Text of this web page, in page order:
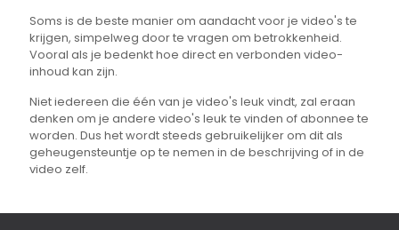
Soms is de beste manier om aandacht voor je video's te
krijgen, simpelweg door te vragen om betrokkenheid.
Vooral als je bedenkt hoe direct en verbonden video-
inhoud kan zijn.
Niet iedereen die één van je video's leuk vindt, zal eraan
denken om je andere video's leuk te vinden of abonnee te
worden. Dus het wordt steeds gebruikelijker om dit als
geheugensteuntje op te nemen in de beschrijving of in de
video zelf.